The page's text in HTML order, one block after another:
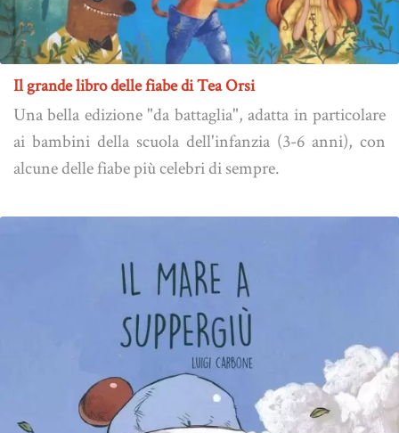
Il grande libro delle fiabe di Tea Orsi
Una bella edizione "da battaglia", adatta in particolare
ai bambini della scuola dell'infanzia (3-6 anni), con
alcune delle fiabe più celebri di sempre.